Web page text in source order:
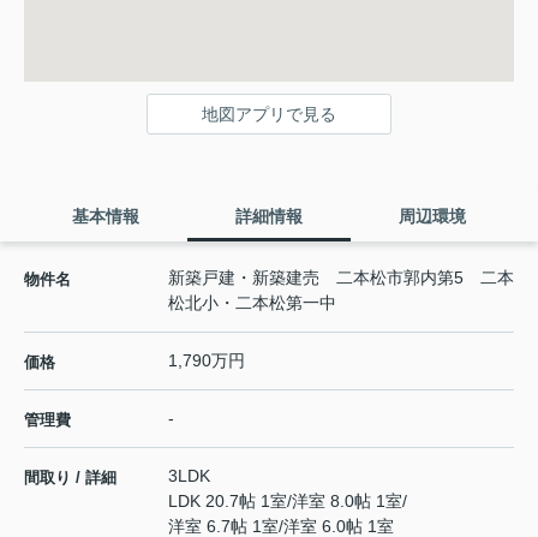
地図アプリで見る
基本情報 詳細情報 周辺環境
物件名
新築戸建・新築建売 二本松市郭内第5 二本
松北小・二本松第一中
価格 1,790万円
管理費 -
間取り / 詳細
3LDK
LDK 20.7帖 1室/洋室 8.0帖 1室/
洋室 6.7帖 1室/洋室 6.0帖 1室